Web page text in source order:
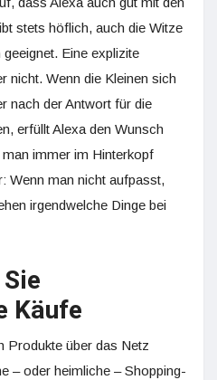
stets höflich, auch die Witze
Eine explizite
nicht. Wenn die Kleinen sich
nach der Antwort für die
erfüllt Alexa den Wunsch
immer im Hinterkopf
Wenn man nicht aufpasst,
irgendwelche Dinge bei
Käufe
Produkte über das Netz
– oder heimliche – Shopping-